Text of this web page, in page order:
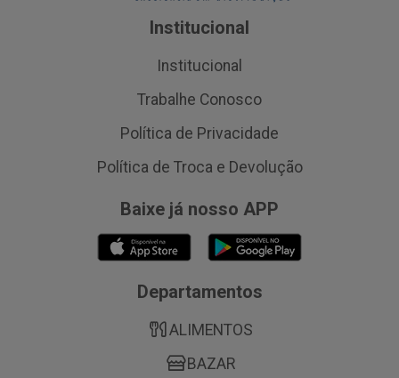
Institucional
Institucional
Trabalhe Conosco
Política de Privacidade
Política de Troca e Devolução
Baixe já nosso APP
Departamentos
ALIMENTOS
BAZAR